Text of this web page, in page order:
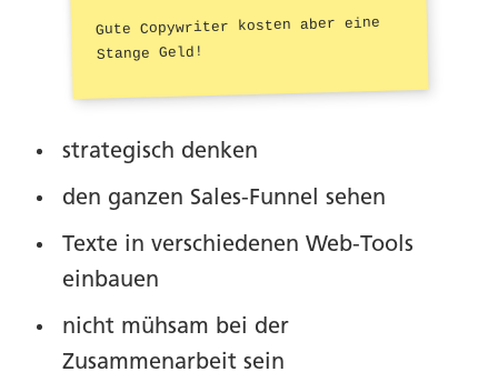
Gute Copywriter kosten aber eine
Stange Geld!
strategisch denken
den ganzen Sales-Funnel sehen
Texte in verschiedenen Web-Tools
einbauen
nicht mühsam bei der
Zusammenarbeit sein